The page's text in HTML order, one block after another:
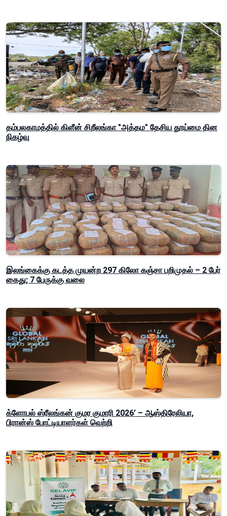
தம்பலகாமத்தில் கிளீன் சிறீலங்கா "அத்தம" தேசிய தூய்மை தின
நிகழ்வு
இலங்கைக்கு கடத்த முயன்ற 297 கிலோ கஞ்சா பறிமுதல் – 2 பேர்
கைது; 7 பேருக்கு வலை
க்ளோபல் ஸ்ரீலங்கன் குமர குமாரி 2026’ – ஆஸ்திரேலியா,
பிரான்ஸ் போட்டியாளர்கள் வெற்றி